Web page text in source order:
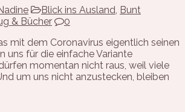
Blick ins Ausland Bunt
& Bücher
0
mit dem Coronavirus eigentlich seinen
uns für die einfache Variante
momentan nicht raus, weil viele
um uns nicht anzustecken, bleiben